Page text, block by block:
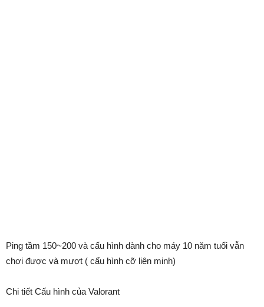
Ping tầm 150~200 và cấu hình dành cho máy 10 năm tuổi vẫn
chơi được và mượt ( cấu hình cỡ liên minh)
Chi tiết Cấu hình của Valorant